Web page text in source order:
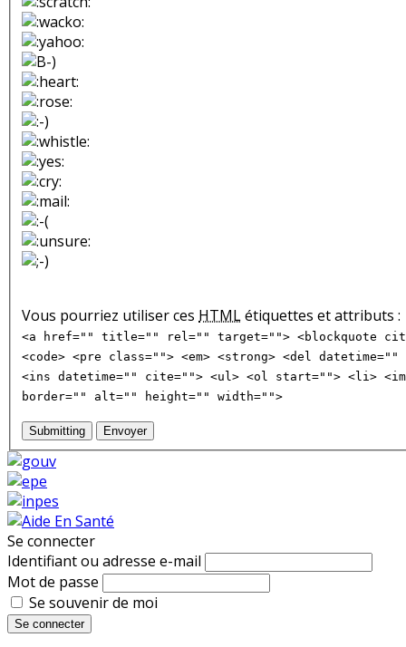
Vous pourriez utiliser ces HTMLétiquettes et attributs :
<a href="" title="" rel="" target=""> <blockquote
<code> <pre class=""> <em> <strong> <del
<ins datetime="" cite=""> <ul> <ol start=""> <li>
border="" alt="" height="" width="">
Submitting Envoyer
Se connecter
Identifiant ou adresse e-mail
Mot de passe
Se souvenir de moi
Se connecter